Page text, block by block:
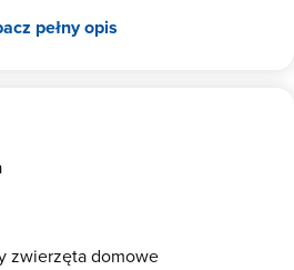
transport monitorowany
atmosferę oraz
spełnimy Państwa dodatkowe
porannej prasy, kwiatów do pokoju,
dekoracji z płatków róż, bądź
że Państwa pobyt w
Serdecznie
pełny opis
zwierzęta domowe